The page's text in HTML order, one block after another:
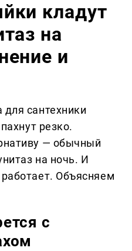
кладут
на
и
сантехники
резко.
— обычный
на ночь. И
Объясняем
с